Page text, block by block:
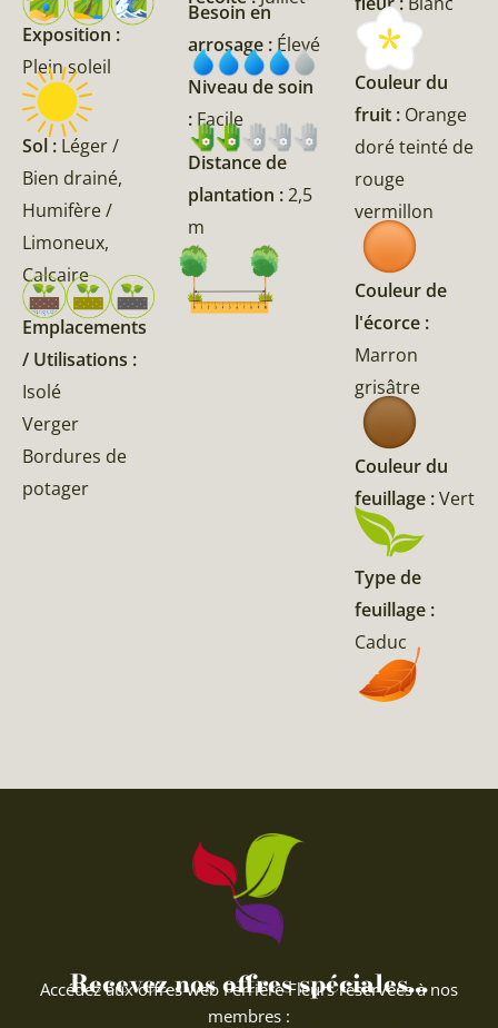
Exposition :
Plein soleil
Sol : Léger /
Bien drainé,
Humifère /
Limoneux,
Calcaire
Emplacements
/ Utilisations :
Isolé
Verger
Bordures de
potager
Besoin en
arrosage :Élevé
Niveau de soin
: Facile
Distance de
plantation :2,5
m
Couleur du
fruit : Orange
doré teinté de
rouge
vermillon
Couleur de
l'écorce :
Marron
grisâtre
Couleur du
feuillage :Vert
Type de
feuillage :
Caduc
Recevez nos offres spéciales...
Accédez aux offres web Ferriere Fleurs réservées à nos
membres :